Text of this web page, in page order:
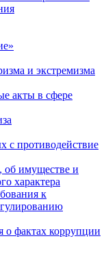
и экстремизма
акты в сфере
с противодействие
об имуществе и
характера
к
о фактах коррупции